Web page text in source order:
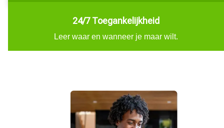
24/7 Toegankelijkheid
Leer waar en wanneer je maar wilt.